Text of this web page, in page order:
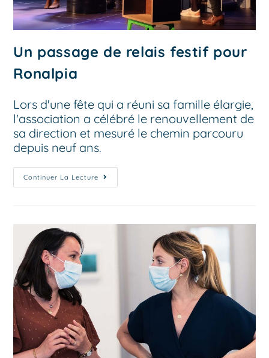
Un passage de relais festif pour
Ronalpia
Lors d'une fête qui a réuni sa famille élargie,
l'association a célébré le renouvellement de
sa direction et mesuré le chemin parcouru
depuis neuf ans.
Continuer La Lecture